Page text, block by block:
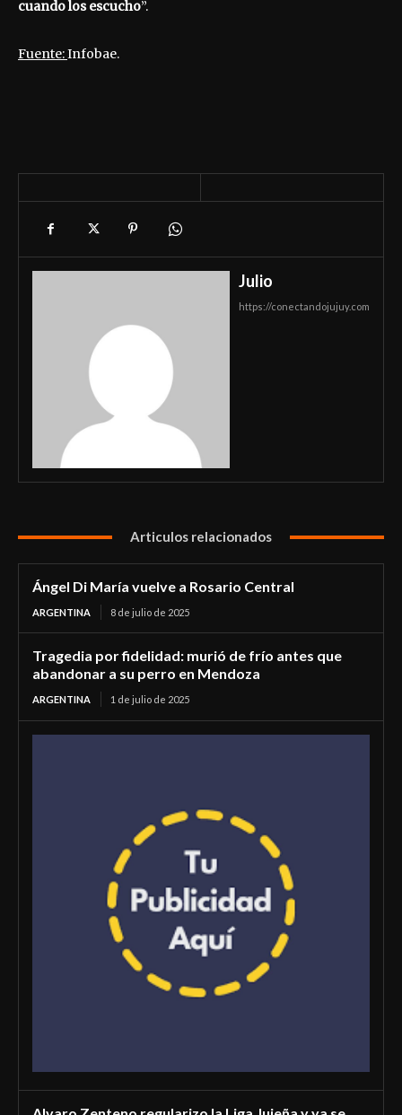
cuando los escucho”.
Fuente:Infobae.
Julio
https://conectandojujuy.com
Articulos relacionados
Ángel Di María vuelve a Rosario Central
ARGENTINA 8 de julio de 2025
Tragedia por fidelidad: murió de frío antes que
abandonar a su perro en Mendoza
ARGENTINA 1 de julio de 2025